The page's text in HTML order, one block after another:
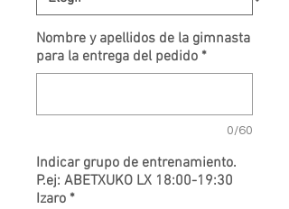
Nombre y apellidos de la gimnasta
para la entrega del pedido *
0/60
Indicar grupo de entrenamiento.
P.ej: ABETXUKO LX 18:00-19:30
Izaro *